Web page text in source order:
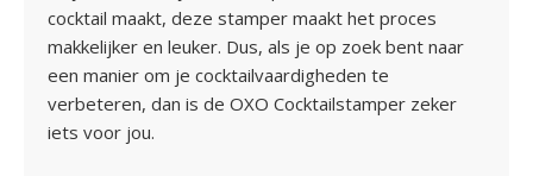
cocktail maakt, deze stamper maakt het proces
makkelijker en leuker. Dus, als je op zoek bent naar
een manier om je cocktailvaardigheden te
verbeteren, dan is de OXO Cocktailstamper zeker
iets voor jou.